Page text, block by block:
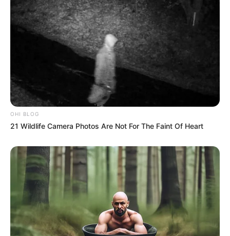
TAGS
ΠΟΤΕ
OHI BLOG
21 Wildlife Camera Photos Are Not For The Faint Of Heart